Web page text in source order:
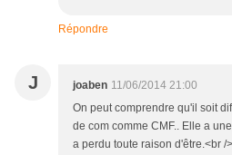
Répondre
J joaben 11/06/2014 21:00
On peut comprendre qu'il soit
de com comme CMF.. Elle a
a perdu toute raison d'être.<br /